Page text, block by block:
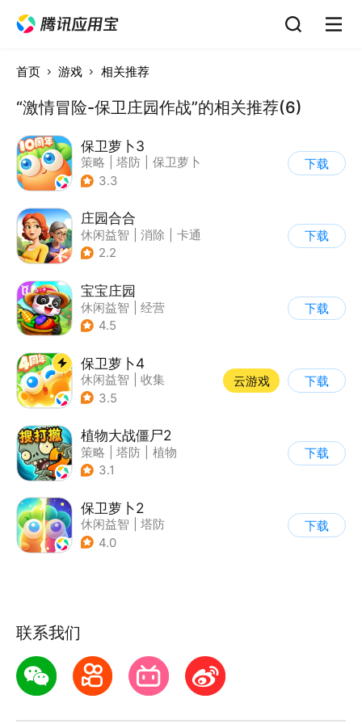
首页 游戏 相关推荐
“激情冒险-保卫庄园作战”的相关推荐(6)
保卫萝卜3
策略 塔防
保卫萝卜
| 卡通
3.3
下载
庄园合合
休闲益智 消除
卡通
| 腾讯
2.2
下载
宝宝庄园
休闲益智
经营
| 田园生活
4.5
下载
保卫萝卜4
休闲益智
收集
| 保卫萝卜
3.5
云游戏 下载
植物大战僵尸2
策略 塔防
植物
| 植物大战僵尸
3.1
下载
保卫萝卜2
休闲益智
塔防
| 保卫萝卜
4.0
下载
联系我们